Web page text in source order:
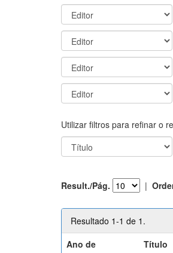
Utilizar filtros para refinar o
Result./Pág. |
Resultado 1-1 de 1.
Ano de
Título